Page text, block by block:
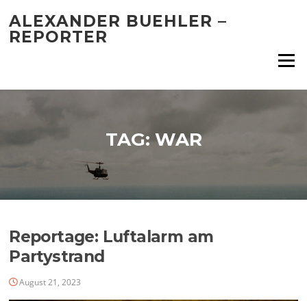
content
ALEXANDER BUEHLER –
REPORTER
Menu
TAG:WAR
Reportage: Luftalarm am
Partystrand
August 21, 2023